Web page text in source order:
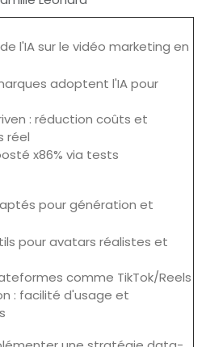
l'IA sur le vidéo marketing en
adoptent l'IA pour
: réduction coûts et
réel
x86% via tests
pour génération et
pour avatars réalistes et
comme TikTok/Reels
: facilité d'usage et